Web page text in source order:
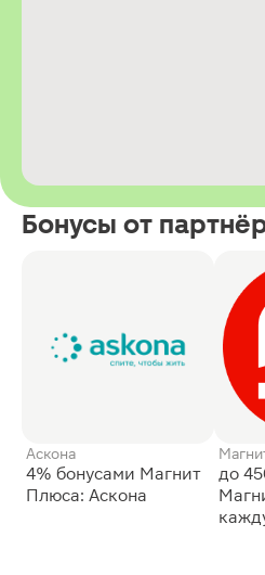
Бонусы от
Аскона
4% бонусами Магнит
Плюса: Аскона
до